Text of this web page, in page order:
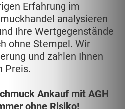
Erfahrung im
analysieren
Ihre Wertgegenstände
ohne Stempel. Wir
und zahlen Ihnen
Preis.
Ankauf mit AGH
ohne Risiko!